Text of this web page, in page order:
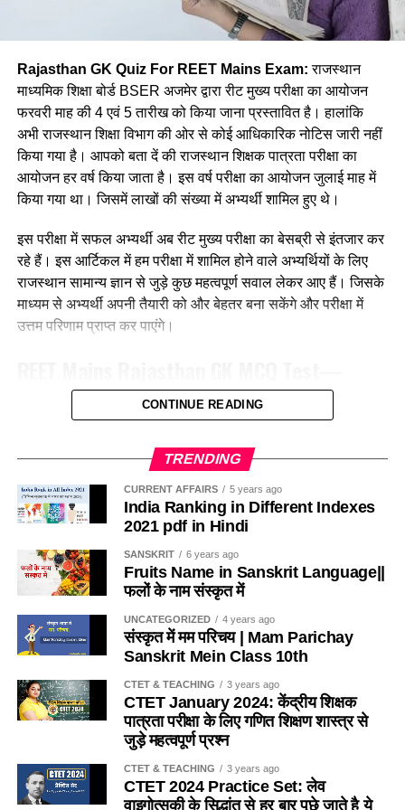
Ans :- ©
Q. कौनसी विधि सबसे प्राथमिक भाषा उपागम
कहलाती है?
(a) अनुकरण विधि
(b)व्यतिरेकी विधि
(c) व्याकरण अनुवाद विधि
(d) ध्वन्यात्मक विधि
Q. एक शिक्षक अपने बालकों को पायो जी मैंने उपयोग में लाएगा ।
(c) ध्वन्यात्मक उपागम
(d) इनमें से कोई नहीं
Ans :- ©
Q. शिक्षण विधि शिक्षण कार्य में सहयोग करती है ?
(b) उद्देश्य प्राप्ति में
(c) कभी लक्ष्य कभी उद्देश्य प्राप्ति में
(d) लक्ष्य प्राप्ति तथा उद्देश्य पूर्ति में
(a) कोटा
(b) जयपुर
(c) भरतपुर
(d) झालावाड़
Ans:- ©
Q. जयनारायण व्यास को किस नृत्य को प्रकाश में लाने का श्रेय दिया जाता
है?
(a) डांग नृत्य
(d) घुड़ला नृत्य
Ans:- (b)
Q. निम्नलिखित में से असुमेलित युग्म है-
(b) रतवई नृत्य मेव
(c) चरवा नृत्य – माली
(d) मछली नृत्य – कंजर
Ans:- (d)
Q. कुचामनी ख्याल का प्रचलन किस क्षेत्र में है?
(a) सीकर, खण्डेला
Rajasthan GK Quiz For REET Mains Exam: राजस्थान
माध्यमिक शिक्षा बोर्ड BSER अजमेर द्वारा रीट मुख्य परीक्षा का आयोजन
फरवरी माह की 4 एवं 5 तारीख को किया जाना प्रस्तावित है। हालांकि
अभी राजस्थान शिक्षा विभाग की ओर से कोई आधिकारिक नोटिस जारी नहीं
किया गया है। आपको बता दें की राजस्थान शिक्षक पात्रता परीक्षा का
आयोजन हर वर्ष किया जाता है। इस वर्ष परीक्षा का आयोजन जुलाई माह में
किया गया था। जिसमें लाखों की संख्या में अभ्यर्थी शामिल हुए थे।
इस परीक्षा में सफल अभ्यर्थी अब रीट मुख्य परीक्षा का बेसब्री से इंतजार कर
रहे हैं। इस आर्टिकल में हम परीक्षा में शामिल होने वाले अभ्यर्थियों के लिए
राजस्थान सामान्य ज्ञान से जुड़े कुछ महत्वपूर्ण सवाल लेकर आए हैं। जिसके
माध्यम से अभ्यर्थी अपनी तैयारी को और बेहतर बना सकेंगे और परीक्षा में
उत्तम परिणाम प्राप्त कर पाएंगे।
राजस्थान सामान्य ज्ञान से संबंधित महत्वपूर्ण प्रश्न
(b) धौलपुर
(c) बूंदी
(d) जोधपुर
Ans:- (b)
(a) नाना साहब
(c) बहादुर शाह जफर
CONTINUE READING
TRENDING
CURRENT AFFAIRS 5 years ago
India Ranking in Different Indexes
2021 pdf in Hindi
SANSKRIT 6 years ago
Fruits Name in Sanskrit Language||
फलों के नाम संस्कृत में
UNCATEGORIZED 4 years ago
संस्कृत में मम परिचय | Mam Parichay
Sanskrit Mein Class 10th
CTET & TEACHING 3 years ago
CTET January 2024: केंद्रीय शिक्षक
पात्रता परीक्षा के लिए गणित शिक्षण शास्त्र से
जुड़े महत्वपूर्ण प्रश्न
CTET & TEACHING 3 years ago
CTET 2024 Practice Set: लेव
वाइगोत्सकी के सिद्धांत से हर बार पूछे जाते है ये